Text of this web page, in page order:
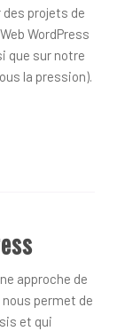
projets de
WordPress
que sur notre
la pression).
approche de
permet de
et qui